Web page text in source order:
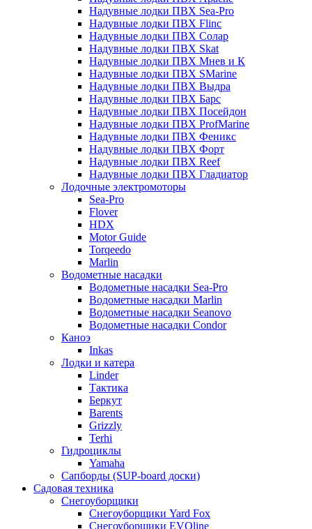
Надувные лодки ПВХ Sea-Pro
Надувные лодки ПВХ Flinc
Надувные лодки ПВХ Солар
Надувные лодки ПВХ Skat
Надувные лодки ПВХ Мнев и К
Надувные лодки ПВХ SMarine
Надувные лодки ПВХ Выдра
Надувные лодки ПВХ Барс
Надувные лодки ПВХ Посейдон
Надувные лодки ПВХ ProfMarine
Надувные лодки ПВХ Феникс
Надувные лодки ПВХ Форт
Надувные лодки ПВХ Reef
Надувные лодки ПВХ Гладиатор
Лодочные электромоторы
Sea-Pro
Flover
HDX
Motor Guide
Torqeedo
Marlin
Водометные насадки
Водометные насадки Sea-Pro
Водометные насадки Marlin
Водометные насадки Seanovo
Водометные насадки Condor
Каноэ
Inkas
Лодки и катера
Linder
Тактика
Беркут
Barents
Grizzly
Terhi
Гидроциклы
Yamaha
Сапборды (SUP-board доски)
Садовая техника
Снегоуборщики
Снегоуборщики Yard Fox
Снегоуборщики EVOline